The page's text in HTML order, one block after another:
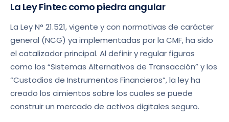
La Ley Fintec como piedra angular
La Ley N° 21.521, vigente y con normativas de carácter
general (NCG) ya implementadas por la CMF, ha sido
el catalizador principal. Al definir y regular figuras
como los “Sistemas Alternativos de Transacción” y los
“Custodios de Instrumentos Financieros”, la ley ha
creado los cimientos sobre los cuales se puede
construir un mercado de activos digitales seguro.